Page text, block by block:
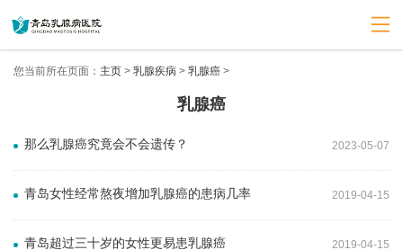
您当前所在页面： 主页 > 乳腺疾病 > 乳腺癌 >
乳腺癌
那么乳腺癌究竟会不会遗传？ 2023-05-07
青岛女性经常熬夜增加乳腺癌的患病几率 2019-04-15
青岛超过三十岁的女性更易患乳腺癌 2019-04-15